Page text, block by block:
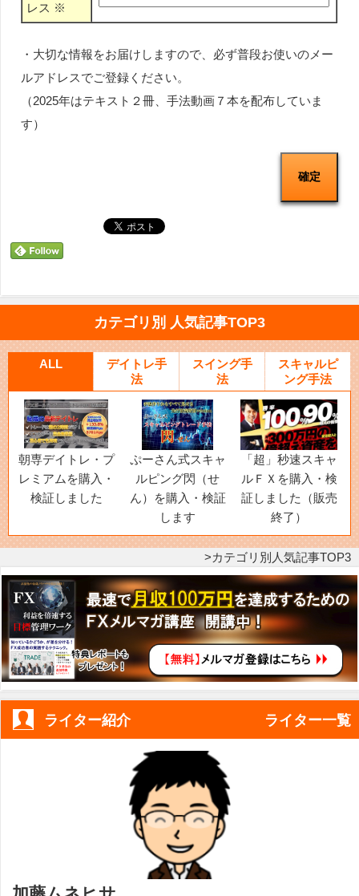
レス ※
・大切な情報をお届けしますので、必ず普段お使いのメー
ルアドレスでご登録ください。
（2025年はテキスト２冊、手法動画７本を配布していま
す）
カテゴリ別 人気記事TOP3
ALL
デイトレ手
法
スイング手
法
スキャルピ
ング手法
朝専デイトレ・プ
レミアムを購入・
検証しました
ぷーさん式スキャ
ルピング閃（せ
ん）を購入・検証
します
「超」秒速スキャ
ルＦＸを購入・検
証しました（販売
終了）
カテゴリ別人気記事TOP3
ライター紹介 ライター一覧